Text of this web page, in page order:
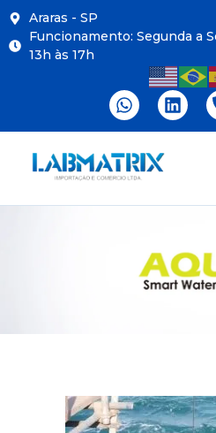
Araras - SP
Funcionamento: Segunda a
13h às 17h